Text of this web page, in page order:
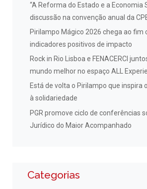
“A Reforma do Estado e a Economia
discussão na convenção anual da
Pirilampo Mágico 2026 chega ao fim
indicadores positivos de impacto
Rock in Rio Lisboa e FENACERCI
mundo melhor no espaço ALL
Está de volta o Pirilampo que inspira
à solidariedade
PGR promove ciclo de conferências
Jurídico do Maior Acompanhado
Categorias